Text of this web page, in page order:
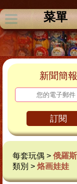
菜單
新聞簡報
訂閱
每套玩偶 > 俄羅
類別 > 烙画娃娃